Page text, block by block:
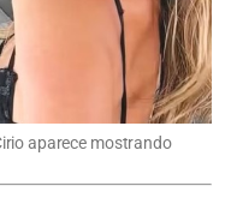
aparece mostrando